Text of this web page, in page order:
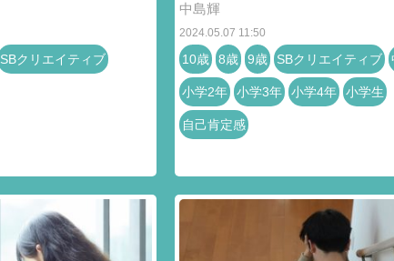
SBクリエイティブ
中島輝
2024.05.07 11:50
10歳 8歳 9歳 SBクリエイティブ
小学2年 小学3年 小学4年 小学生
自己肯定感